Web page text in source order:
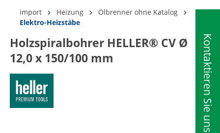
Kontaktieren Sie uns
import Heizung
Ölbrenner ohne Katalog
Elektro-Heizstäbe
Holzspiralbohrer HELLER® CV Ø
12,0 x 150/100 mm